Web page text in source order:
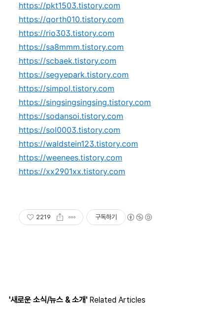
https://pkt1503.tistory.com
https://qorth010.tistory.com
https://rio303.tistory.com
https://sa8mmm.tistory.com
https://scbaek.tistory.com
https://segyepark.tistory.com
https://simpol.tistory.com
https://singsingsingsing.tistory.com
https://sodansoi.tistory.com
https://sol0003.tistory.com
https://waldstein123.tistory.com
https://weenees.tistory.com
https://xx2901xx.tistory.com
2219 구독하기
'새로운 소식/뉴스 & 소개' Related Articles